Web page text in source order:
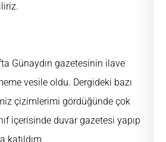
Günaydın gazetesinin ilave
vesile oldu. Dergideki bazı
çizimlerimi gördüğünde çok
içerisinde duvar gazetesi yapıp
katıldım.